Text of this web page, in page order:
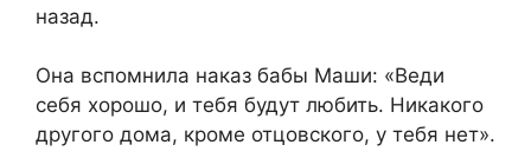
назад.
Она вспомнила наказ бабы Маши: «Веди
себя хорошо, и тебя будут любить. Никакого
другого дома, кроме отцовского, у тебя нет».